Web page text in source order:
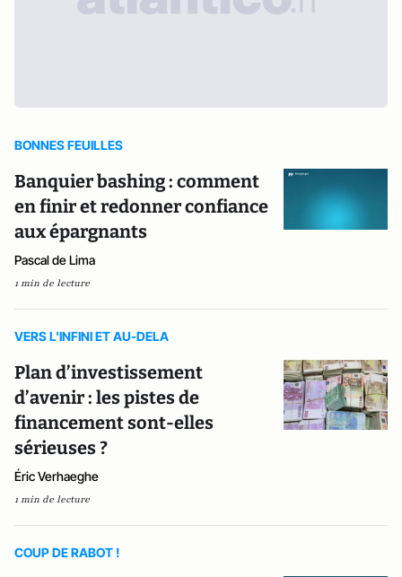
BONNES FEUILLES
Banquier bashing : comment
en finir et redonner confiance
aux épargnants
Pascal de Lima
1 min de lecture
VERS L'INFINI ET AU-DELA
Plan d’investissement
d’avenir : les pistes de
financement sont-elles
sérieuses ?
Éric Verhaeghe
1 min de lecture
COUP DE RABOT !